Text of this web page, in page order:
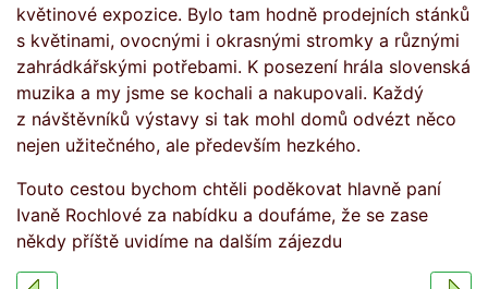
květinové expozice. Bylo tam hodně prodejních stánků
s květinami, ovocnými i okrasnými stromky a různými
zahrádkářskými potřebami. K posezení hrála slovenská
muzika a my jsme se kochali a nakupovali. Každý
z návštěvníků výstavy si tak mohl domů odvézt něco
nejen užitečného, ale především hezkého.
Touto cestou bychom chtěli poděkovat hlavně paní
Ivaně Rochlové za nabídku a doufáme, že se zase
někdy příště uvidíme na dalším zájezdu